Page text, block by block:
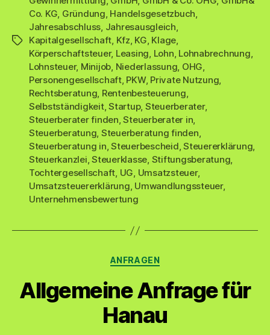
Schlagwörter
Co. KG, Gründung, Handelsgesetzbuch,
Jahresabschluss, Jahresausgleich,
Kapitalgesellschaft, Kfz, KG, Klage,
Körperschaftsteuer, Leasing, Lohn, Lohnabrechnung,
Lohnsteuer, Minijob, Niederlassung, OHG,
Personengesellschaft, PKW, Private Nutzung,
Rechtsberatung, Rentenbesteuerung,
Selbstständigkeit,Startup, Steuerberater,
Steuerberater finden,Steuerberater in,
Steuerberatung, Steuerberatung finden,
Steuerberatung in,Steuerbescheid,Steuererklärung,
Steuerkanzlei,Steuerklasse, Stiftungsberatung,
Tochtergesellschaft, UG, Umsatzsteuer,
Umsatzsteuererklärung, Umwandlungssteuer,
Unternehmensbewertung
Kategorien
ANFRAGEN
Allgemeine Anfrage für
Hanau